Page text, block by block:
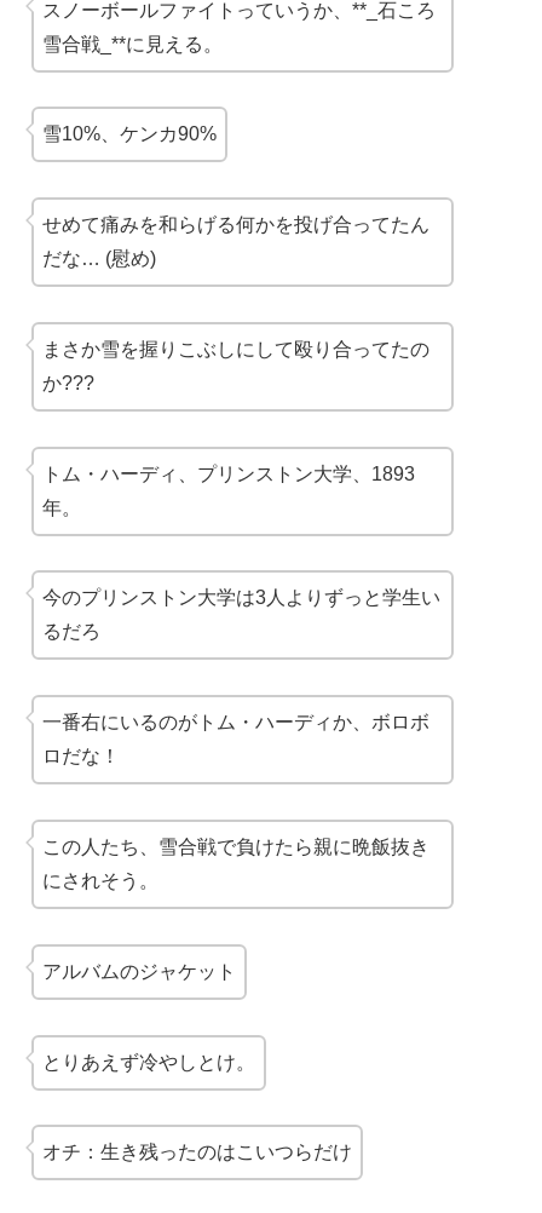
スノーボールファイトっていうか、**_石ころ
雪合戦_**に見える。
雪10%、ケンカ90%
せめて痛みを和らげる何かを投げ合ってたん
だな… (慰め)
まさか雪を握りこぶしにして殴り合ってたの
か???
トム・ハーディ、プリンストン大学、1893
年。
今のプリンストン大学は3人よりずっと学生い
るだろ
一番右にいるのがトム・ハーディか、ボロボ
ロだな！
この人たち、雪合戦で負けたら親に晩飯抜き
にされそう。
アルバムのジャケット
とりあえず冷やしとけ。
オチ：生き残ったのはこいつらだけ